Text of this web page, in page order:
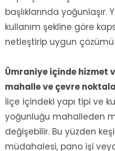
başlıklarında yoğunlaşır.
kullanım şekline göre
netleştirip uygun çözümü
Ümraniye içinde hizmet
mahalle ve çevre
İlçe içindeki yapı tipi ve
yoğunluğu mahalleden
değişebilir. Bu yüzden
müdahalesi, pano işi